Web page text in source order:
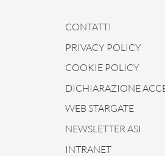
CONTATTI
PRIVACY POLICY
COOKIE POLICY
DICHIARAZIONE
WEB STARGATE
NEWSLETTER ASI
INTRANET